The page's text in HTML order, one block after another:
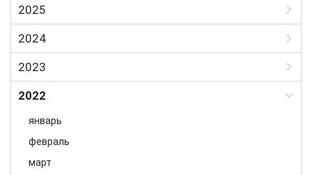
Январь
Февраль
Апрель
Май
2025
Январь
Февраль
Апрель
Май
Июнь
Июль
2024
Июль
Август
Октябрь
Ноябрь
Декабрь
2023
Январь
2022
январь
февраль
март